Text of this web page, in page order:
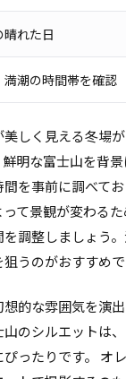
晴れた日
満潮の時間帯を確認
しく見える冬場
明な富士山を背景
を事前に調べて
て景観が変わる
調整しましょう
うのがおすすめで
的な雰囲気を演
のシルエットは
ったりです。 オ